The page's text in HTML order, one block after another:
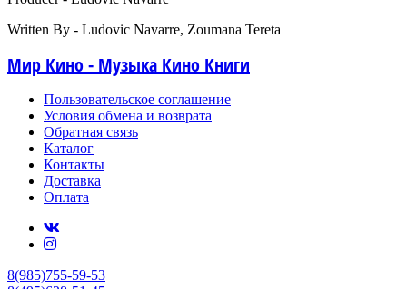
Written By - Ludovic Navarre, Zoumana Tereta
Мир Кино - Музыка Кино Книги
Пользовательское соглашение
Условия обмена и возврата
Обратная связь
Каталог
Контакты
Доставка
Оплата
8(985)755-59-53